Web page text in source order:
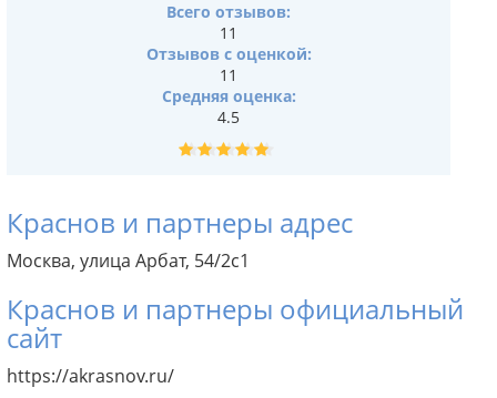
Краснов и партнеры адрес
Москва, улица Арбат, 54/2с1
Краснов и партнеры официальный
сайт
https://akrasnov.ru/
Всего отзывов:
11
Отзывов с оценкой:
11
Средняя оценка:
4.5